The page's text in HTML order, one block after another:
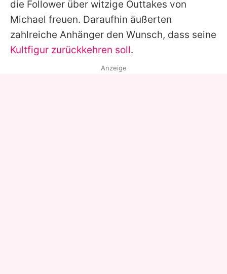
die Follower über witzige Outtakes von
Michael freuen. Daraufhin äußerten
zahlreiche Anhänger den Wunsch, dass seine
Kultfigur zurückkehren soll.
Anzeige